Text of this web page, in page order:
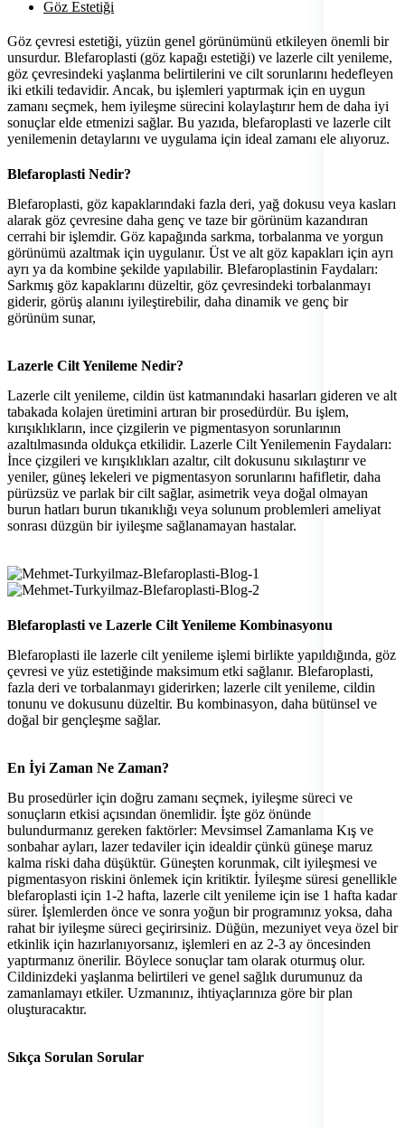
Göz Estetiği
Göz çevresi estetiği, yüzün genel görünümünü etkileyen önemli bir
unsurdur. Blefaroplasti (göz kapağı estetiği) ve lazerle cilt yenileme,
göz çevresindeki yaşlanma belirtilerini ve cilt sorunlarını hedefleyen
iki etkili tedavidir. Ancak, bu işlemleri yaptırmak için en uygun
zamanı seçmek, hem iyileşme sürecini kolaylaştırır hem de daha iyi
sonuçlar elde etmenizi sağlar. Bu yazıda, blefaroplasti ve lazerle cilt
yenilemenin detaylarını ve uygulama için ideal zamanı ele alıyoruz.
Blefaroplasti Nedir?
Blefaroplasti, göz kapaklarındaki fazla deri, yağ dokusu veya kasları
alarak göz çevresine daha genç ve taze bir görünüm kazandıran
cerrahi bir işlemdir. Göz kapağında sarkma, torbalanma ve yorgun
görünümü azaltmak için uygulanır. Üst ve alt göz kapakları için ayrı
ayrı ya da kombine şekilde yapılabilir. Blefaroplastinin Faydaları:
Sarkmış göz kapaklarını düzeltir, göz çevresindeki torbalanmayı
giderir, görüş alanını iyileştirebilir, daha dinamik ve genç bir
görünüm sunar,
Lazerle Cilt Yenileme Nedir?
Lazerle cilt yenileme, cildin üst katmanındaki hasarları gideren ve alt
tabakada kolajen üretimini artıran bir prosedürdür. Bu işlem,
kırışıklıkların, ince çizgilerin ve pigmentasyon sorunlarının
azaltılmasında oldukça etkilidir. Lazerle Cilt Yenilemenin Faydaları:
İnce çizgileri ve kırışıklıkları azaltır, cilt dokusunu sıkılaştırır ve
yeniler, güneş lekeleri ve pigmentasyon sorunlarını hafifletir, daha
pürüzsüz ve parlak bir cilt sağlar, asimetrik veya doğal olmayan
burun hatları burun tıkanıklığı veya solunum problemleri ameliyat
sonrası düzgün bir iyileşme sağlanamayan hastalar.
Blefaroplasti ve Lazerle Cilt Yenileme Kombinasyonu
Blefaroplasti ile lazerle cilt yenileme işlemi birlikte yapıldığında, göz
çevresi ve yüz estetiğinde maksimum etki sağlanır. Blefaroplasti,
fazla deri ve torbalanmayı giderirken; lazerle cilt yenileme, cildin
tonunu ve dokusunu düzeltir. Bu kombinasyon, daha bütünsel ve
doğal bir gençleşme sağlar.
En İyi Zaman Ne Zaman?
Bu prosedürler için doğru zamanı seçmek, iyileşme süreci ve
sonuçların etkisi açısından önemlidir. İşte göz önünde
bulundurmanız gereken faktörler: Mevsimsel Zamanlama Kış ve
sonbahar ayları, lazer tedaviler için idealdir çünkü güneşe maruz
kalma riski daha düşüktür. Güneşten korunmak, cilt iyileşmesi ve
pigmentasyon riskini önlemek için kritiktir. İyileşme süresi genellikle
blefaroplasti için 1-2 hafta, lazerle cilt yenileme için ise 1 hafta kadar
sürer. İşlemlerden önce ve sonra yoğun bir programınız yoksa, daha
rahat bir iyileşme süreci geçirirsiniz. Düğün, mezuniyet veya özel bir
etkinlik için hazırlanıyorsanız, işlemleri en az 2-3 ay öncesinden
yaptırmanız önerilir. Böylece sonuçlar tam olarak oturmuş olur.
Cildinizdeki yaşlanma belirtileri ve genel sağlık durumunuz da
zamanlamayı etkiler. Uzmanınız, ihtiyaçlarınıza göre bir plan
oluşturacaktır.
Sıkça Sorulan Sorular